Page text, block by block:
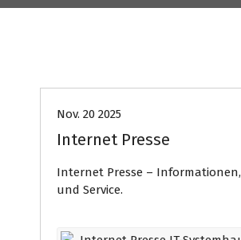
Nov. 20 2025
Internet Presse
Internet Presse – Informationen,
und Service.